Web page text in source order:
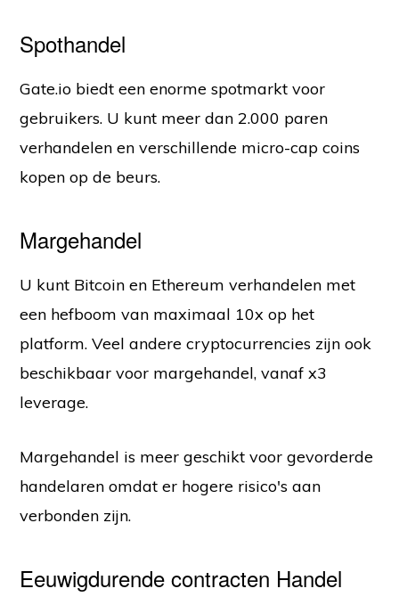
Spothandel
Gate.io biedt een enorme spotmarkt voor
gebruikers. U kunt meer dan 2.000 paren
verhandelen en verschillende micro-cap coins
kopen op de beurs.
Margehandel
U kunt Bitcoin en Ethereum verhandelen met
een hefboom van maximaal 10x op het
platform. Veel andere cryptocurrencies zijn ook
beschikbaar voor margehandel, vanaf x3
leverage.
Margehandel is meer geschikt voor gevorderde
handelaren omdat er hogere risico's aan
verbonden zijn.
Eeuwigdurende contracten Handel